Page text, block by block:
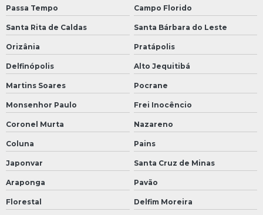
Passa Tempo Campo Florido
Santa Rita de Caldas Santa Bárbara do Leste
Orizânia Pratápolis
Delfinópolis Alto Jequitibá
Martins Soares Pocrane
Monsenhor Paulo Frei Inocêncio
Coronel Murta Nazareno
Coluna Pains
Japonvar Santa Cruz de Minas
Araponga Pavão
Florestal Delfim Moreira